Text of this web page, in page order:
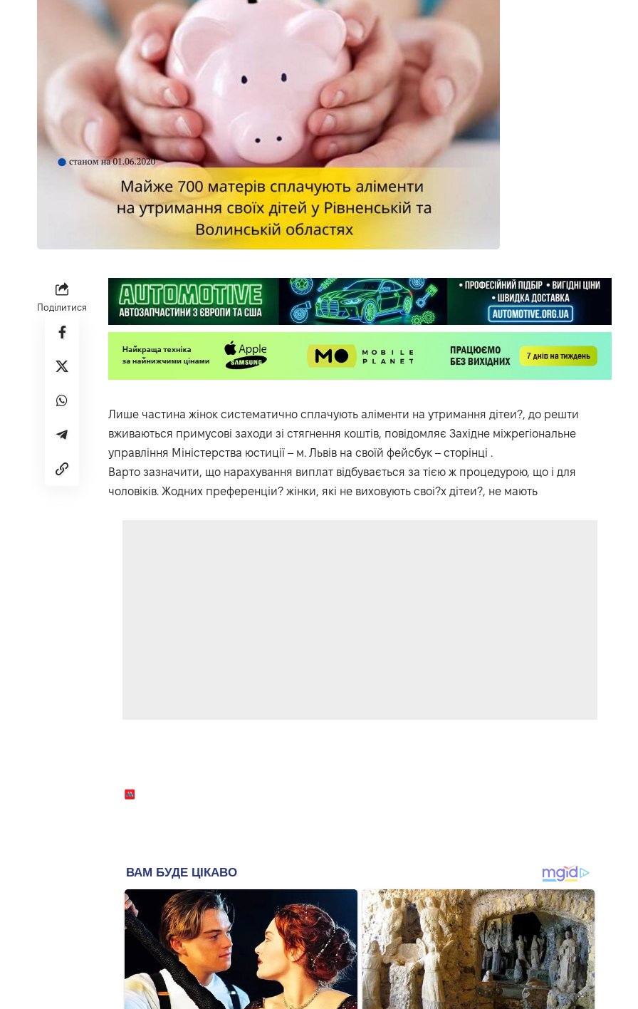
Поділитися
Лише частина жінок систематично сплачують аліменти на утримання дітеи?, до решти
вживаються примусові заходи зі стягнення коштів, повідомляє Західне міжрегіональне
управління Міністерства юстиції – м. Львів на своїй фейсбук – сторінці .
Варто зазначити, що нарахування виплат відбувається за тією ж процедурою, що і для
чоловіків. Жодних преференціи? жінки, які не виховують своі?х дітеи?, не мають